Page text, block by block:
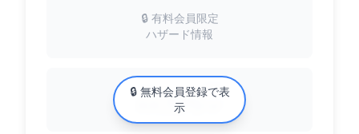
🔒 有料会員限定
ハザード情報
中古マンション相場
XX万円/㎡
🔒 無料会員登録で表
示